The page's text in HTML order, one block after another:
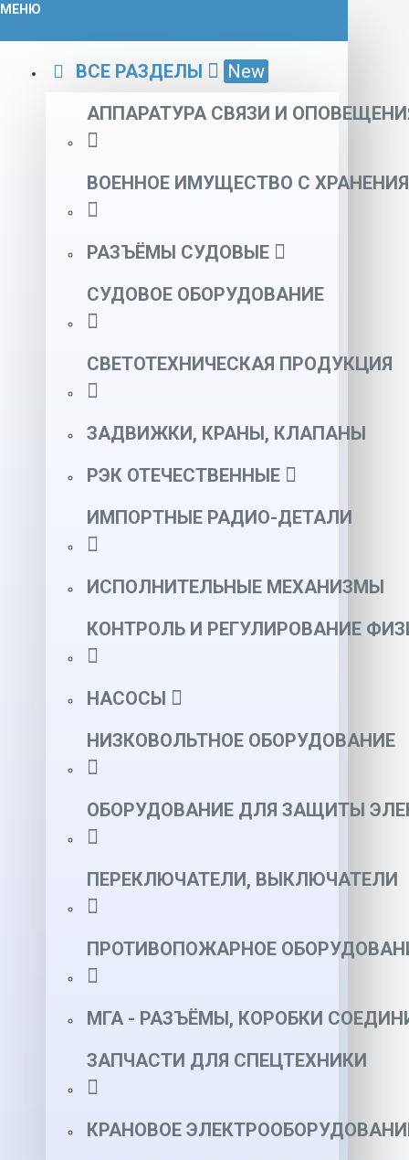
МЕНЮ
ВСЕ РАЗДЕЛЫ
New
АППАРАТУРА СВЯЗИ И
ВОЕННОЕ ИМУЩЕСТВО С ХРАНЕНИЯ
РАЗЪЁМЫ СУДОВЫЕ
СУДОВОЕ ОБОРУДОВАНИЕ
СВЕТОТЕХНИЧЕСКАЯ ПРОДУКЦИЯ
ЗАДВИЖКИ, КРАНЫ, КЛАПАНЫ
РЭК ОТЕЧЕСТВЕННЫЕ
ИМПОРТНЫЕ РАДИО-ДЕТАЛИ
ИСПОЛНИТЕЛЬНЫЕ МЕХАНИЗМЫ
КОНТРОЛЬ И РЕГУЛИРОВАНИЕ
НАСОСЫ
НИЗКОВОЛЬТНОЕ ОБОРУДОВАНИЕ
ОБОРУДОВАНИЕ ДЛЯ ЗАЩИТЫ
ПЕРЕКЛЮЧАТЕЛИ, ВЫКЛЮЧАТЕЛИ
ПРОТИВОПОЖАРНОЕ
МГА - РАЗЪЁМЫ, КОРОБКИ
ЗАПЧАСТИ ДЛЯ СПЕЦТЕХНИКИ
КРАНОВОЕ